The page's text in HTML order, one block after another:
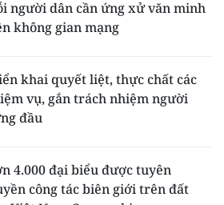
người dân cần ứng xử văn minh
không gian mạng
khai quyết liệt, thực chất các
vụ, gắn trách nhiệm người
đầu
4.000 đại biểu được tuyên
công tác biên giới trên đất